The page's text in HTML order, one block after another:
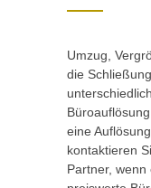
Umzug,
die
eine
kontaktieren
Partner,